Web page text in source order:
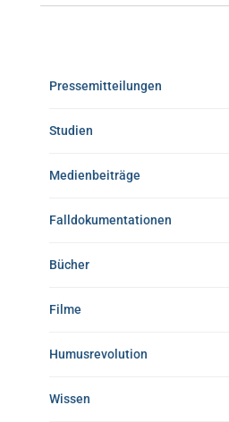
Pressemitteilungen
Studien
Medienbeiträge
Falldokumentationen
Bücher
Filme
Humusrevolution
Wissen